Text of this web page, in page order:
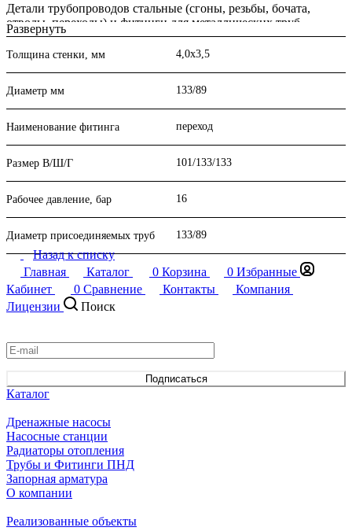
Детали трубопроводов стальные (сгоны, резьбы, бочата,
отводы, переходы) и фитинги для металлических труб
резьбовые (контргайки, муфты) можно купить в Перми или
заказать с доставкой в ваш город. Мы также оказываем услуги
по подбору необходимых комплектующих, предоставляем
клиентов.
Развернуть
Толщина стенки, мм 4,0х3,5
Диаметр мм 133/89
Наименование фитинга переход
Размер В/Ш/Г 101/133/133
Рабочее давление, бар 16
Диаметр присоединяемых труб 133/89
Назад к списку
Главная
Каталог 0 Корзина 0 Избранные
Кабинет
0 Сравнение Контакты
Компания
Лицензии
Поиск
Подписаться
Каталог
Дренажные насосы
Насосные станции
Радиаторы отопления
Трубы и Фитинги ПНД
Запорная арматура
О компании
Реализованные объекты